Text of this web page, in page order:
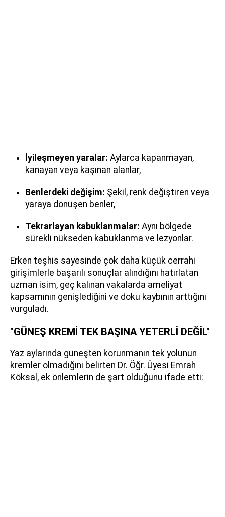
İyileşmeyen yaralar: Aylarca kapanmayan,
kanayan veya kaşınan alanlar,
Benlerdeki değişim: Şekil, renk değiştiren veya
yaraya dönüşen benler,
Tekrarlayan kabuklanmalar: Aynı bölgede
sürekli nükseden kabuklanma ve lezyonlar.
Erken teşhis sayesinde çok daha küçük cerrahi
girişimlerle başarılı sonuçlar alındığını hatırlatan
uzman isim, geç kalınan vakalarda ameliyat
kapsamının genişlediğini ve doku kaybının arttığını
vurguladı.
"GÜNEŞ KREMİ TEK BAŞINA YETERLİ DEĞİL"
Yaz aylarında güneşten korunmanın tek yolunun
kremler olmadığını belirten Dr. Öğr. Üyesi Emrah
Köksal, ek önlemlerin de şart olduğunu ifade etti: